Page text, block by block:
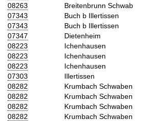
08263
Breitenbrunn Schwab
07343
Buch b Illertissen
07343
Buch b Illertissen
07347
Dietenheim
08223
Ichenhausen
08223
Ichenhausen
08223
Ichenhausen
07303
Illertissen
08282
Krumbach Schwaben
08282
Krumbach Schwaben
08282
Krumbach Schwaben
08282
Krumbach Schwaben